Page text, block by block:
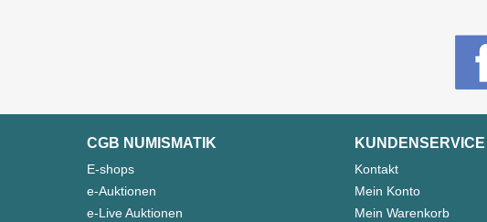
CGB NUMISMATIK
E-shops
e-Auktionen
e-Live Auktionen
KUNDENSERVICE
Kontakt
Mein Konto
Mein Warenkorb